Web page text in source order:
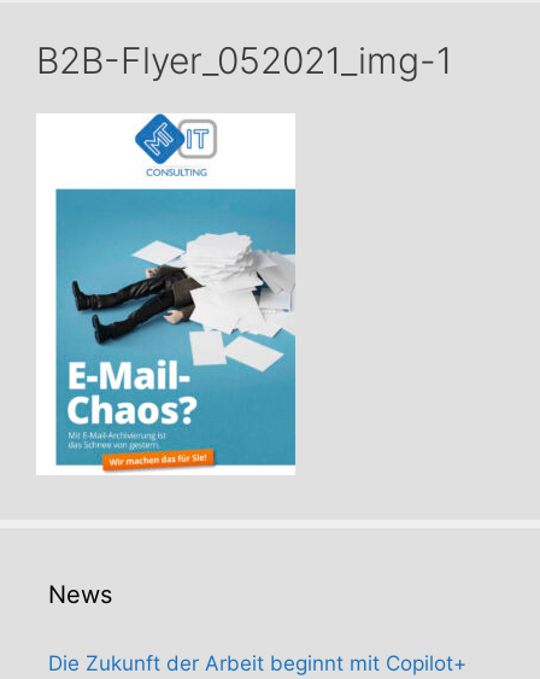
B2B-Flyer_052021_img-1
News
Die Zukunft der Arbeit beginnt mit Copilot+